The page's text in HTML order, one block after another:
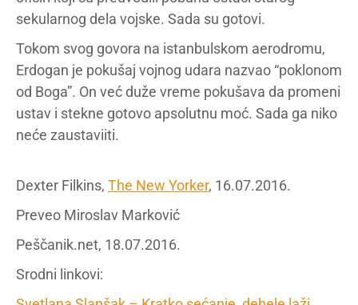
sekularnog dela vojske. Sada su gotovi.
Tokom svog govora na istanbulskom aerodromu,
Erdogan je pokušaj vojnog udara nazvao “poklonom
od Boga”. On već duže vreme pokušava da promeni
ustav i stekne gotovo apsolutnu moć. Sada ga niko
neće zaustaviiti.
Dexter Filkins, The New Yorker, 16.07.2016.
Preveo Miroslav Marković
Peščanik.net, 18.07.2016.
Srodni linkovi: